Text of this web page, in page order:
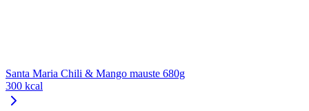
Santa Maria Chili & Mango mauste 680g
300 kcal